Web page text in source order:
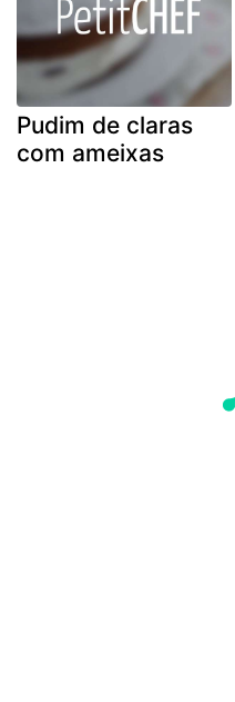
Pudim de claras
com ameixas